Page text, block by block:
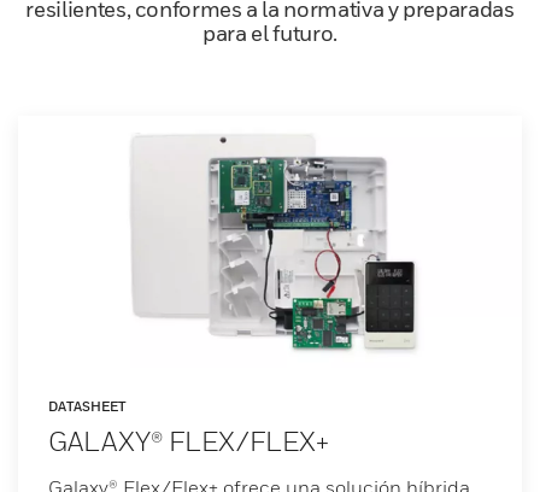
resilientes, conformes a la normativa y preparadas
para el futuro.
DATASHEET
GALAXY® FLEX/FLEX+
Galaxy® Flex/Flex+ ofrece una solución híbrida